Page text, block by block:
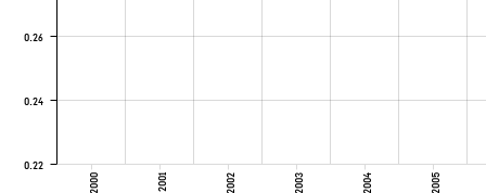
2000 2001 2002 2003 2004 2005
0.22
0.24
0.26